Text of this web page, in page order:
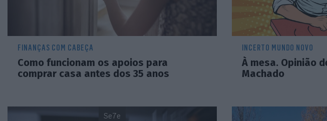
FINANÇAS COM CABEÇA
Como funcionam os apoios para
comprar casa antes dos 35 anos
INCERTO MUNDO NOVO
À mesa. Opinião
Machado
Se7e